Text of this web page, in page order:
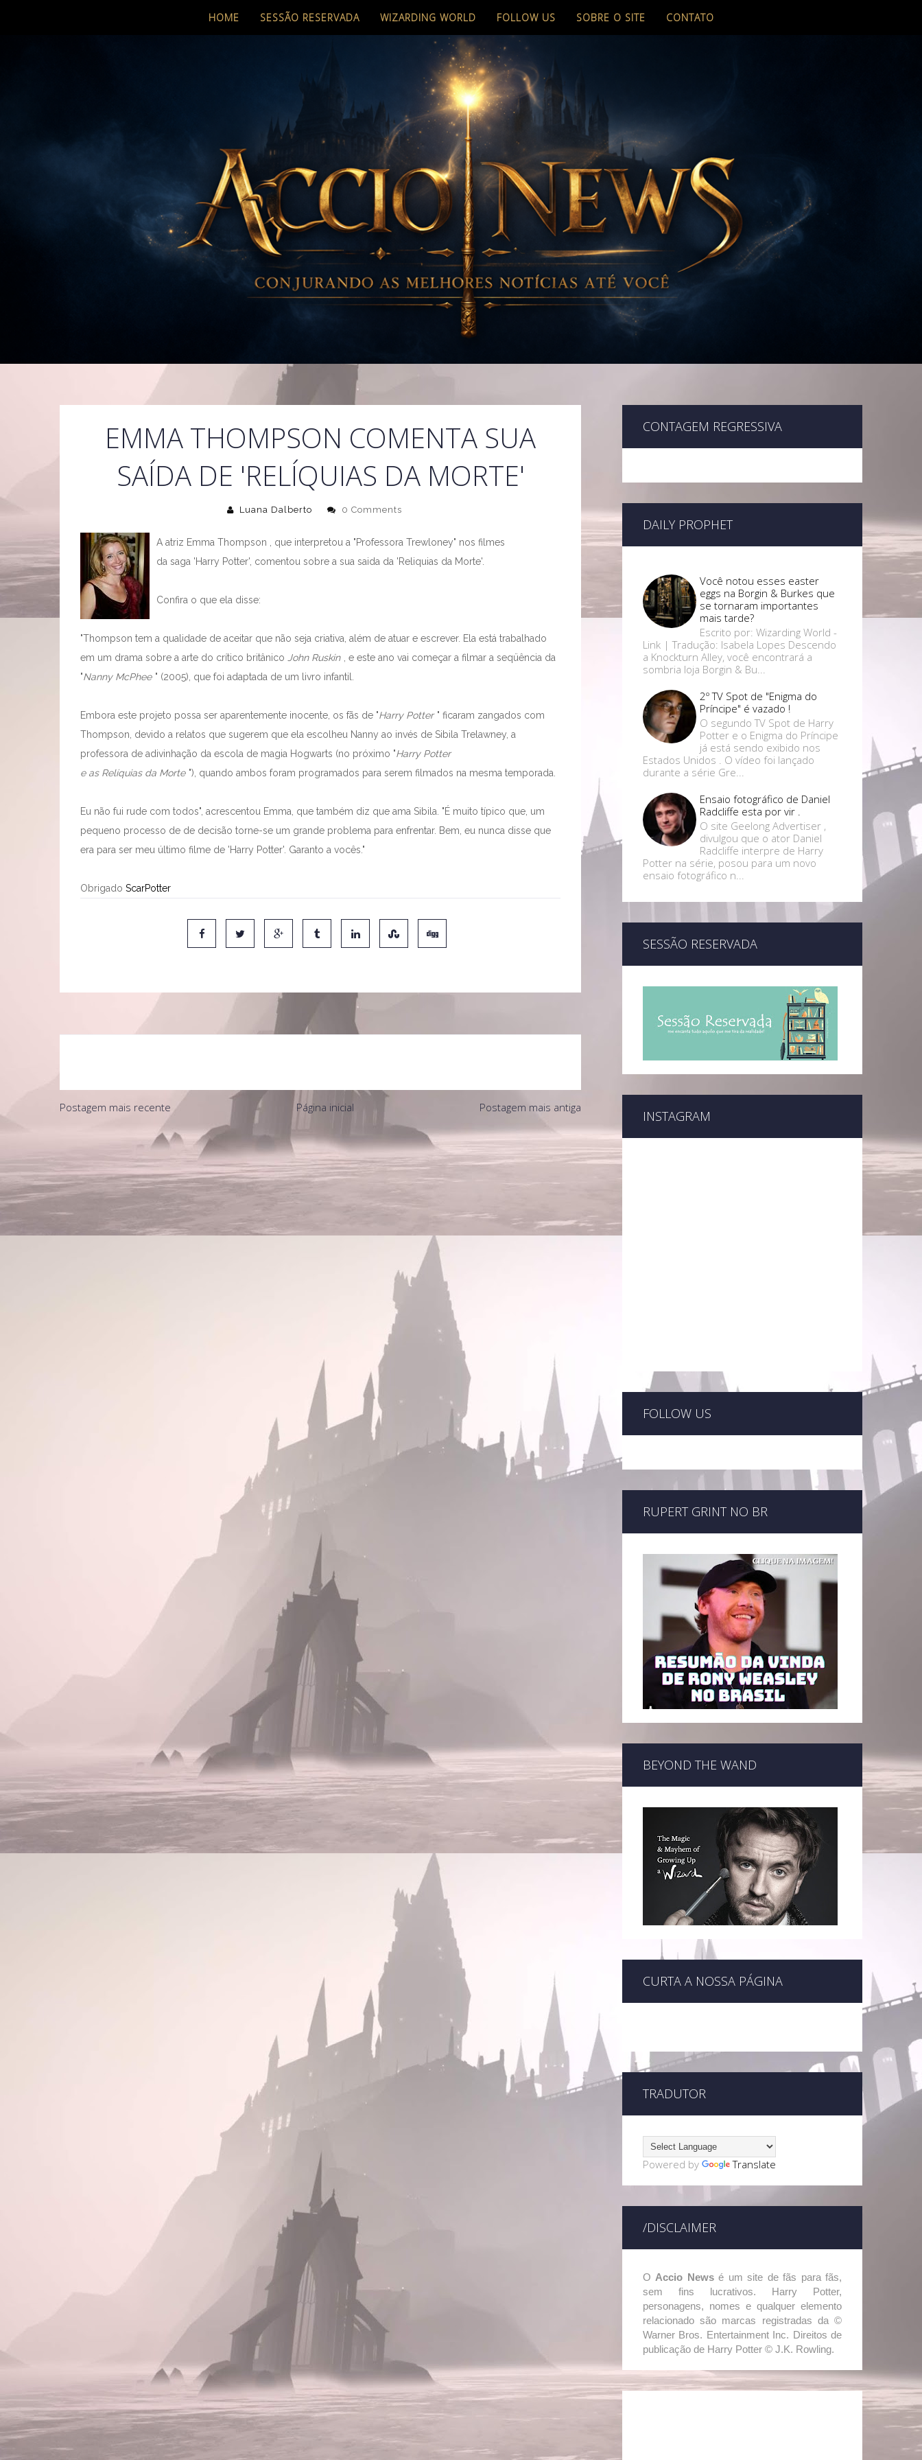
HOME SESSÃO RESERVADA WIZARDING WORLD FOLLOW US SOBRE O SITE CONTATO
EMMA THOMPSON COMENTA SUA
SAÍDA DE 'RELÍQUIAS DA MORTE'
Luana Dalberto 0 Comments
A atriz Emma Thompson , que interpretou a "Professora Trewloney" nos filmes
da saga 'Harry Potter', comentou sobre a sua saida da 'Reliquias da Morte'.
Confira o que ela disse:
"Thompson tem a qualidade de aceitar que não seja criativa, além de atuar e escrever. Ela está trabalhado
em um drama sobre a arte do crítico britânico John Ruskin
, e este ano vai começar a filmar a seqüência da
"Nanny McPhee " (2005), que foi adaptada de um livro infantil.
Embora este projeto possa ser aparentemente inocente, os fãs de "Harry Potter " ficaram zangados com
Thompson, devido a relatos que sugerem que ela escolheu Nanny ao invés de Sibila Trelawney, a
professora de adivinhação da escola de magia Hogwarts (no próximo "Harry Potter
e as Relíquias da Morte "), quando ambos foram programados para serem filmados na mesma temporada.
Eu não fui rude com todos", acrescentou Emma, que também diz que ama Sibila. "É muito típico que, um
pequeno processo de de decisão torne-se um grande problema para enfrentar. Bem, eu nunca disse que
era para ser meu último filme de 'Harry Potter'. Garanto a vocês."
Obrigado ScarPotter
Postagem mais recente Postagem mais antiga
Página inicial
CONTAGEM REGRESSIVA
DAILY PROPHET
Você notou esses easter
eggs na Borgin & Burkes que
se tornaram importantes
mais tarde?
Escrito por: Wizarding World -
Link | Tradução: Isabela Lopes Descendo
a Knockturn Alley, você encontrará a
sombria loja Borgin & Bu...
2º TV Spot de "Enigma do
Príncipe" é vazado !
O segundo TV Spot de Harry
Potter e o Enigma do Príncipe
já está sendo exibido nos
Estados Unidos . O vídeo foi lançado
durante a série Gre...
Ensaio fotográfico de Daniel
Radcliffe esta por vir .
O site Geelong Advertiser ,
divulgou que o ator Daniel
Radcliffe interpre de Harry
Potter na série, posou para um novo
ensaio fotográfico n...
SESSÃO RESERVADA
INSTAGRAM
FOLLOW US
RUPERT GRINT NO BR
BEYOND THE WAND
CURTA A NOSSA PÁGINA
TRADUTOR
Powered by Translate
/DISCLAIMER
O Accio Newsé um site de fãs para fãs,
sem fins lucrativos. Harry Potter,
personagens, nomes e qualquer elemento
relacionado são marcas registradas da ©
Warner Bros. Entertainment Inc. Direitos de
publicação de Harry Potter © J.K. Rowling.